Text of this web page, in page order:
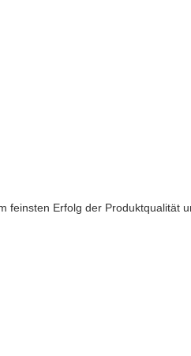
feinsten Erfolg der Produktqualität